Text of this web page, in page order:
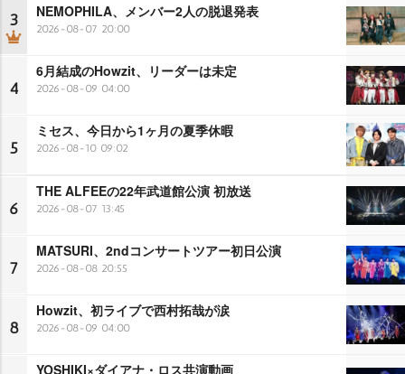
3 NEMOPHILA、メンバー2人の脱退発表
2026-08-07 20:00
4
6月結成のHowzit、リーダーは未定
2026-08-09 04:00
5
ミセス、今日から1ヶ月の夏季休暇
2026-08-10 09:02
6
THE ALFEEの22年武道館公演 初放送
2026-08-07 13:45
7
MATSURI、2ndコンサートツアー初日公演
2026-08-08 20:55
8
Howzit、初ライブで西村拓哉が涙
2026-08-09 04:00
YOSHIKI×ダイアナ・ロス共演動画